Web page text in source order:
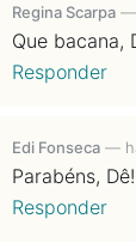
Regina Scarpa —
Que bacana,
Responder
Edi Fonseca —
Parabéns,
Responder